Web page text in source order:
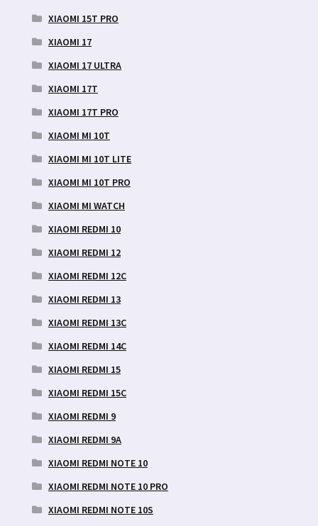
XIAOMI 15T PRO
XIAOMI 17
XIAOMI 17 ULTRA
XIAOMI 17T
XIAOMI 17T PRO
XIAOMI MI 10T
XIAOMI MI 10T LITE
XIAOMI MI 10T PRO
XIAOMI MI WATCH
XIAOMI REDMI 10
XIAOMI REDMI 12
XIAOMI REDMI 12C
XIAOMI REDMI 13
XIAOMI REDMI 13C
XIAOMI REDMI 14C
XIAOMI REDMI 15
XIAOMI REDMI 15C
XIAOMI REDMI 9
XIAOMI REDMI 9A
XIAOMI REDMI NOTE 10
XIAOMI REDMI NOTE 10 PRO
XIAOMI REDMI NOTE 10S